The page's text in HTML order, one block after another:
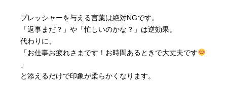
プレッシャーを与える言葉は絶対NGです。
「返事まだ？」や「忙しいのかな？」は逆効果。
代わりに、
「お仕事お疲れさまです！お時間あるときで大丈夫です
」
と添えるだけで印象が柔らかくなります。